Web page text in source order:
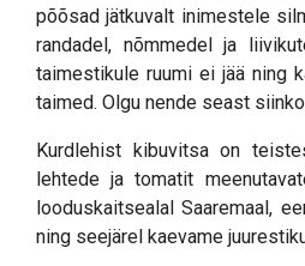
põõsad jätkuvalt inimestele
randadel, nõmmedel ja
taimestikule ruumi ei jää ning
taimed. Olgu nende seast
Kurdlehist kibuvitsa on
lehtede ja tomatit
looduskaitsealal Saaremaal,
ning seejärel kaevame